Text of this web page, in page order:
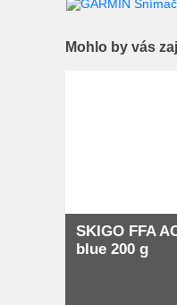
Mohlo by vás
SKIGO FFA
blue 200 g